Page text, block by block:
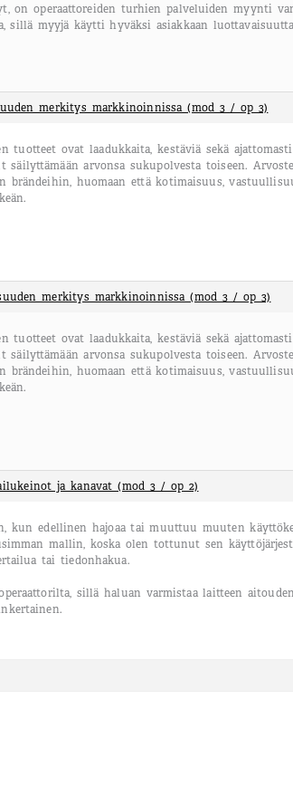
on operaattoreiden turhien palveluiden myynti
sillä myyjä käytti hyväksi asiakkaan
merkitys markkinoinnissa (mod 3 / op 3)
tuotteet ovat laadukkaita, kestäviä sekä
arvonsa sukupolvesta toiseen.
brändeihin, huomaan että kotimaisuus,
merkitys markkinoinnissa (mod 3 / op 3)
tuotteet ovat laadukkaita, kestäviä sekä
arvonsa sukupolvesta toiseen.
brändeihin, huomaan että kotimaisuus,
ja kanavat (mod 3 / op 2)
kun edellinen hajoaa tai muuttuu muuten
mallin, koska olen tottunut sen
tai tiedonhakua.
sillä haluan varmistaa laitteen